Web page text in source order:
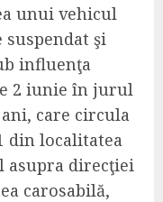
unui vehicul
suspendat şi
influenţa
2 iunie în jurul
care circula
din localitatea
asupra direcţiei
carosabilă,